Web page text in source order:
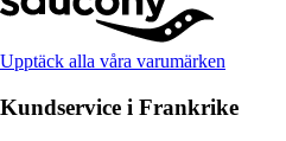
Upptäck alla våra varumärken
Kundservice i Frankrike